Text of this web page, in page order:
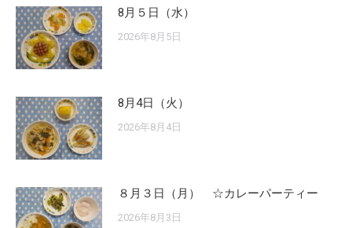
8月５日（水）
2026年8月5日
8月4日（火）
2026年8月4日
８月３日（月） ☆カレーパーティー
2026年8月3日